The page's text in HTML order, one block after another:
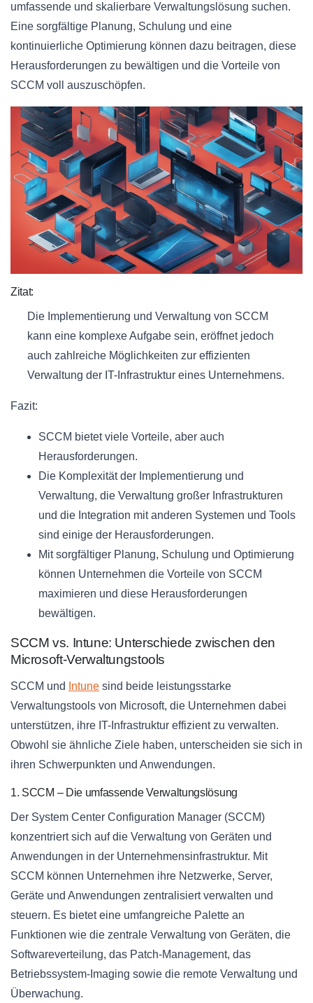
umfassende und skalierbare Verwaltungslösung suchen.
Eine sorgfältige Planung, Schulung und eine
kontinuierliche Optimierung können dazu beitragen, diese
Herausforderungen zu bewältigen und die Vorteile von
SCCM voll auszuschöpfen.
Zitat:
Die Implementierung und Verwaltung von SCCM
kann eine komplexe Aufgabe sein, eröffnet jedoch
auch zahlreiche Möglichkeiten zur effizienten
Verwaltung der IT-Infrastruktur eines Unternehmens.
Fazit:
SCCM bietet viele Vorteile, aber auch
Herausforderungen.
Die Komplexität der Implementierung und
Verwaltung, die Verwaltung großer Infrastrukturen
und die Integration mit anderen Systemen und Tools
sind einige der Herausforderungen.
Mit sorgfältiger Planung, Schulung und Optimierung
können Unternehmen die Vorteile von SCCM
maximieren und diese Herausforderungen
bewältigen.
SCCM vs. Intune: Unterschiede zwischen den
Microsoft-Verwaltungstools
SCCM und Intune sind beide leistungsstarke
Verwaltungstools von Microsoft, die Unternehmen dabei
unterstützen, ihre IT-Infrastruktur effizient zu verwalten.
Obwohl sie ähnliche Ziele haben, unterscheiden sie sich in
ihren Schwerpunkten und Anwendungen.
1. SCCM – Die umfassende Verwaltungslösung
Der System Center Configuration Manager (SCCM)
konzentriert sich auf die Verwaltung von Geräten und
Anwendungen in der Unternehmensinfrastruktur. Mit
SCCM können Unternehmen ihre Netzwerke, Server,
Geräte und Anwendungen zentralisiert verwalten und
steuern. Es bietet eine umfangreiche Palette an
Funktionen wie die zentrale Verwaltung von Geräten, die
Softwareverteilung, das Patch-Management, das
Betriebssystem-Imaging sowie die remote Verwaltung und
Überwachung.